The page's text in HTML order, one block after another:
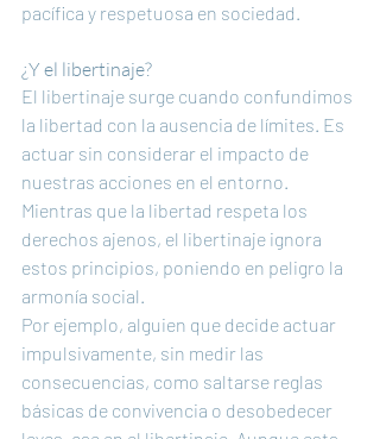
pacífica y respetuosa en sociedad.
¿Y el libertinaje?
El libertinaje surge cuando confundimos
la libertad con la ausencia de límites. Es
actuar sin considerar el impacto de
nuestras acciones en el entorno.
Mientras que la libertad respeta los
derechos ajenos, el libertinaje ignora
estos principios, poniendo en peligro la
armonía social.
Por ejemplo, alguien que decide actuar
impulsivamente, sin medir las
consecuencias, como saltarse reglas
básicas de convivencia o desobedecer